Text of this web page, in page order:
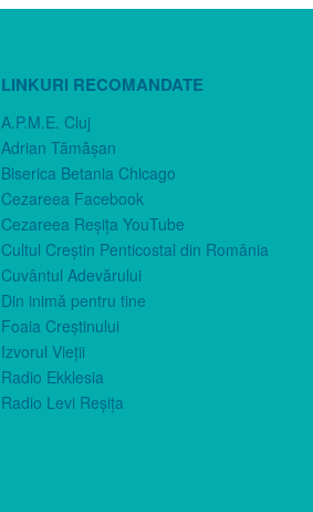
LINKURI RECOMANDATE
A.P.M.E. Cluj
Adrian Tămăşan
Biserica Betania Chicago
Cezareea Facebook
Cezareea Reşiţa YouTube
Cultul Creştin Penticostal din România
Cuvântul Adevărului
Din inimă pentru tine
Foaia Creştinului
Izvorul Vieţii
Radio Ekklesia
Radio Levi Reşiţa